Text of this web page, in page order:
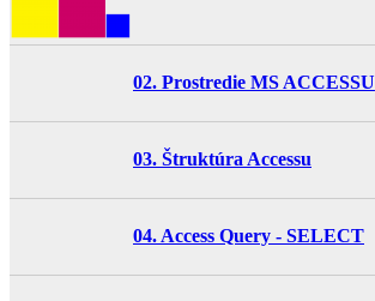
02. Prostredie MS ACCESSU
03. Štruktúra Accessu
04. Access Query - SELECT